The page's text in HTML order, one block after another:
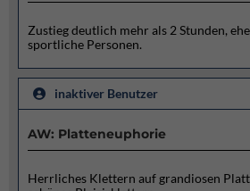
Zustieg deutlich mehr als 2 Stunden,
sportliche Personen.
inaktiver Benutzer
AW: Platteneuphorie
Herrliches Klettern auf grandiosen